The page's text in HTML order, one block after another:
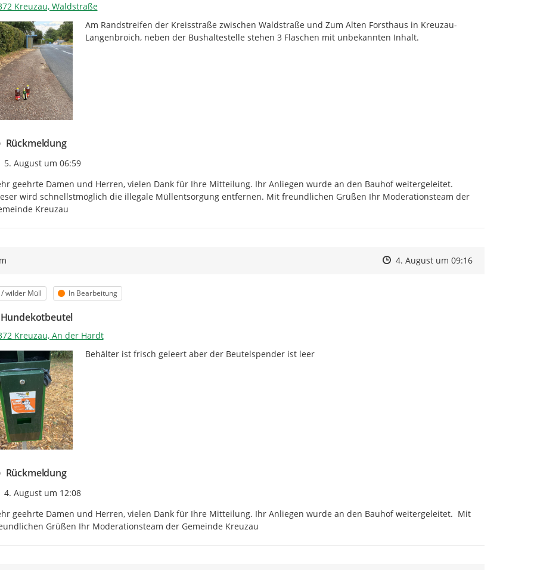
Kreuzau, Waldstraße
Am Randstreifen der Kreisstraße zwischen Waldstraße und Zum Alten Forsthaus in Kreuzau-
Langenbroich, neben der Bushaltestelle stehen 3 Flaschen mit unbekannten Inhalt.
Rückmeldung
Zeitpunkt des Erstellens
5. August um 06:59
geehrte Damen und Herren, vielen Dank für Ihre Mitteilung. Ihr Anliegen wurde an den Bauhof weitergeleitet.
wird schnellstmöglich die illegale Müllentsorgung entfernen. Mit freundlichen Grüßen Ihr Moderationsteam der
Kreuzau
Zeitpunkt des Erstellens
Zeitpunkt des Erstellens
4. August um 09:16Zur Äußerung
wilder Müll Status
In Bearbeitung
Kreuzau, An der Hardt
Behälter ist frisch geleert aber der Beutelspender ist leer
Rückmeldung
Zeitpunkt des Erstellens
4. August um 12:08
geehrte Damen und Herren, vielen Dank für Ihre Mitteilung. Ihr Anliegen wurde an den Bauhof weitergeleitet.  Mit
Grüßen Ihr Moderationsteam der Gemeinde Kreuzau